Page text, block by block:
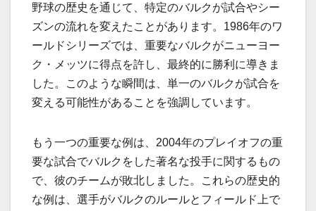
野球の歴史を通じて、特定のバルクが試合やシー
ズンの流れを変えたことがあります。1986年のワ
ールドシリーズでは、重要なバルクがニューヨー
ク・メッツに得点を許し、最終的に勝利に導きま
した。このような瞬間は、単一のバルクが試合を
変える可能性があることを強調しています。
もう一つの重要な例は、2004年のプレイオフの重
要な試合でバルクをした著名な投手に関するもの
で、彼のチームが敗北しました。これらの歴史的
な例は、選手がバルクのルールとフィールド上で